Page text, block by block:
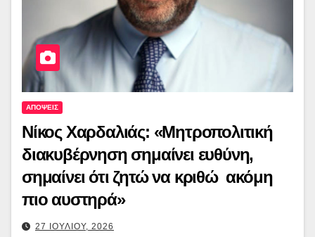
ΑΠΟΨΕΙΣ
Νίκος Χαρδαλιάς: «Μητροπολιτική
διακυβέρνηση σημαίνει ευθύνη,
σημαίνει ότι ζητώ να κριθώ ακόμη
πιο αυστηρά»
27 ΙΟΥΛΙΟΥ, 2026